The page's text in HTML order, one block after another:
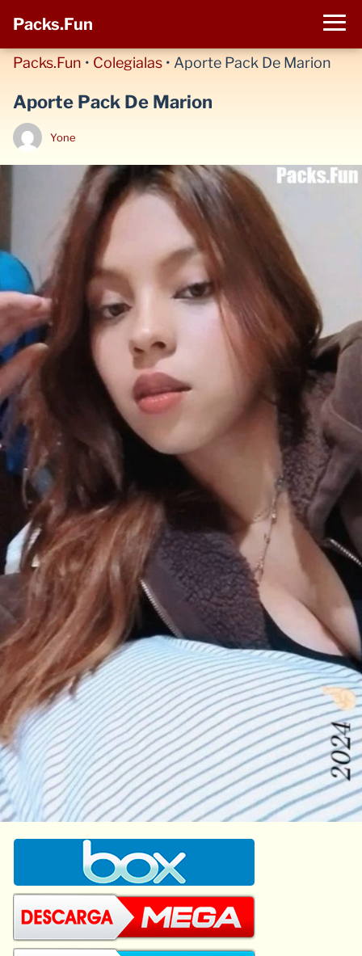
Packs.Fun
Packs.Fun • Colegialas • Aporte Pack De Marion
Aporte Pack De Marion
Yone